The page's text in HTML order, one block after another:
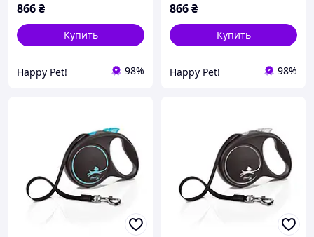
866₴
Купить
Happy Pet! 98%
866₴
Купить
Happy Pet! 98%